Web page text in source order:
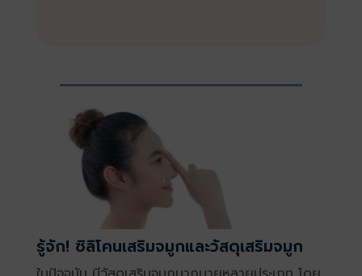
รู้จัก! ซิลิโคนเสริมจมูกและวัสดุเสริมจมูก